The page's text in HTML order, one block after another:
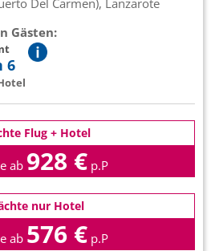
Del Carmen), Lanzarote
Gästen:
6
Flug + Hotel
ab 928 € p.P
nur Hotel
ab 576 € p.P